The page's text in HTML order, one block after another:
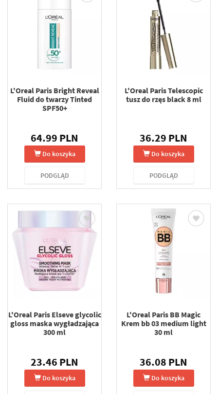
L'Oreal Paris Bright Reveal
Fluid do twarzy Tinted
SPF50+
64.99 PLN
Do koszyka
PODGLĄD
L'Oreal Paris Telescopic
tusz do rzęs black 8 ml
36.29 PLN
Do koszyka
PODGLĄD
L'Oreal Paris Elseve glycolic
gloss maska wygładzająca
300 ml
23.46 PLN
Do koszyka
L'Oreal Paris BB Magic
Krem bb 03 medium light
30 ml
36.08 PLN
Do koszyka